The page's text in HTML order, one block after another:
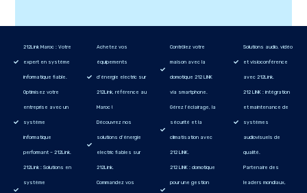
212Link Maroc : Votre
expert en système
informatique fiable.
Optimisez votre
entreprise avec un
système
informatique
performant – 212Link.
212Link : Solutions en
système
Achetez vos
équipements
d’énergie electric sur
212Link, référence au
Maroc !
Découvrez nos
solutions d’énergie
electric fiables sur
212Link.
Commandez vos
Contrôlez votre
maison avec la
domotique 212 LINK
via smartphone.
Gérez l’éclairage, la
sécurité et la
climatisation avec
212 LINK.
212 LINK : domotique
pour une gestion
Solutions audio, vidéo
et visioconférence
avec 212Link.
212 LINK : intégration
et maintenance de
systèmes
audiovisuels de
qualité.
Partenaire des
leaders mondiaux,